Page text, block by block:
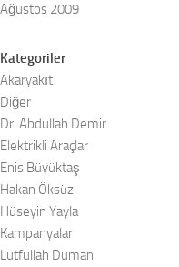
Ağustos 2009
Kategoriler
Akaryakıt
Diğer
Dr. Abdullah Demir
Elektrikli Araçlar
Enis Büyüktaş
Hakan Öksüz
Hüseyin Yayla
Kampanyalar
Lutfullah Duman